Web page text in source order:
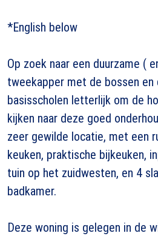
*English below
Op zoek naar een duurzame (
tweekapper met de bossen en
basisscholen letterlijk om de
kijken naar deze goed
zeer gewilde locatie, met een
keuken, praktische bijkeuken,
tuin op het zuidwesten, en 4
badkamer.
Deze woning is gelegen in de